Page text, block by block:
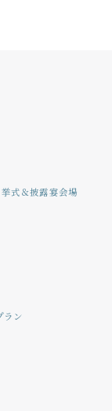
挙式＆披露宴会場
ラン